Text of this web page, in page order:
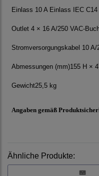
Einlass 10 A Einlass IEC C14
Outlet 4 × 16 A/250 VAC-
Stromversorgungskabel 10
Abmessungen (mm)155 H ×
Gewicht25,5 kg
Angaben gemäß
Ähnliche Produkte: